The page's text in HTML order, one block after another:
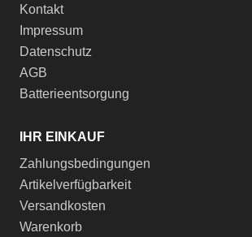
Kontakt
Impressum
Datenschutz
AGB
Batterieentsorgung
IHR EINKAUF
Zahlungsbedingungen
Artikelverfügbarkeit
Versandkosten
Warenkorb